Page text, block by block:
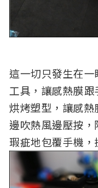
這一切只發生在
工具，讓感熱膜
烘烤塑型，讓感
邊吹熱風邊壓按
瑕疵地包覆手機，